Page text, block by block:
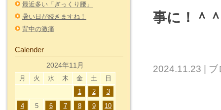
最近多い「ぎっくり腰」
暑い日が続きますね！
背中の激痛
Calender
2024年11月
月 火 水 木 金 土 日
1 2
3
4
5 6 7 8 9
10
事に！＾
2024.11.23 ブ